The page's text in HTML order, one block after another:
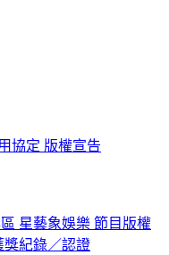
協定 版權宣告
星藝象娛樂 節目版權
獎紀錄／認證